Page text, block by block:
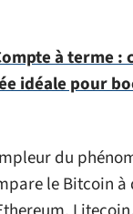
à terme :
idéale pour
du
le Bitcoin à